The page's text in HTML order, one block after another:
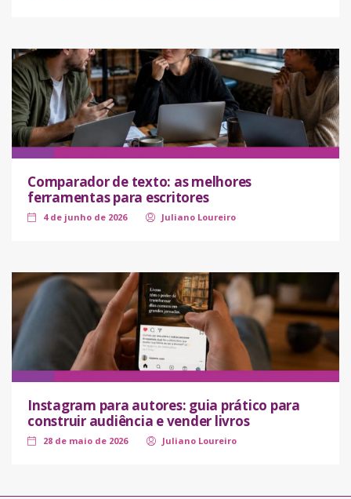
Comparador de texto: as melhores
ferramentas para escritores
4 de junho de 2026 Juliano Loureiro
Instagram para autores: guia prático para
construir audiência e vender livros
28 de maio de 2026 Juliano Loureiro